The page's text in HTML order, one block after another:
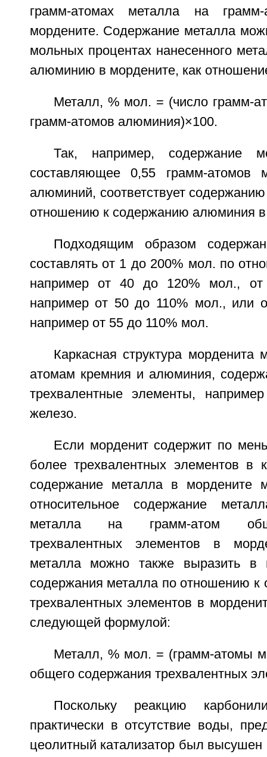
грамм-атомах металла на
мордените. Содержание металла
мольных процентах нанесенного
алюминию в мордените, как
Металл, % мол. = (число грамм-
грамм-атомов алюминия)×100.
Так, например, содержание
составляющее 0,55 грамм-атомов
алюминий, соответствует
отношению к содержанию алюминия
Подходящим образом
составлять от 1 до 200% мол. по
например от 40 до 120% мол.,
например от 50 до 110% мол., или
например от 55 до 110% мол.
Каркасная структура морденита
атомам кремния и алюминия,
трехвалентные элементы,
железо.
Если морденит содержит по
более трехвалентных элементов в
содержание металла в мордените
относительное содержание
металла на грамм-атом
трехвалентных элементов в
металла можно также выразить в
содержания металла по отношению
трехвалентных элементов в
следующей формулой:
Металл, % мол. = (грамм-атомы
общего содержания трехвалентных
Поскольку реакцию
практически в отсутствие воды,
цеолитный катализатор был